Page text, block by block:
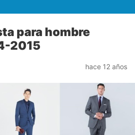
para hombre
2015
hace 12 años